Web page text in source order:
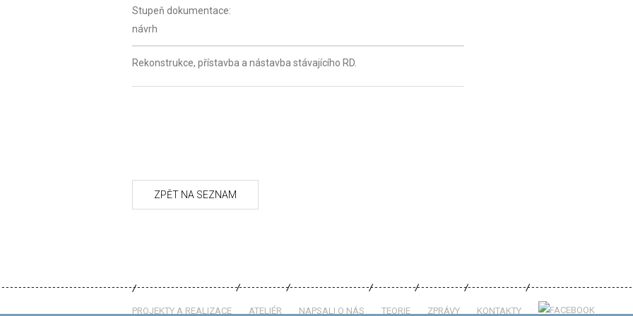
Stupeň dokumentace:
návrh
Rekonstrukce, přístavba a nástavba stávajícího RD.
PROJEKTY A REALIZACE ATELIÉR NAPSALI O NÁS TEORIE ZPRÁVY KONTAKTY